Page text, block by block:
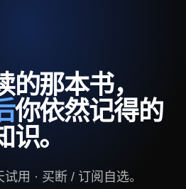
的那本书，
你依然记得的
识。
用 · 买断 / 订阅自选。